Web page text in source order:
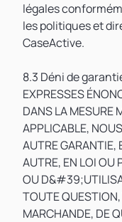
légales
les politiques et
CaseActive.
8.3 Déni de
EXPRESSES
DANS LA MESURE
APPLICABLE,
AUTRE GARANTIE,
AUTRE, EN LOI OU
OU
TOUTE
MARCHANDE, DE